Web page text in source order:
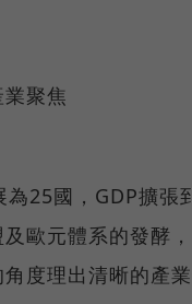
聚焦
25國，GDP擴
及歐元體系的發酵
度理出清晰的產